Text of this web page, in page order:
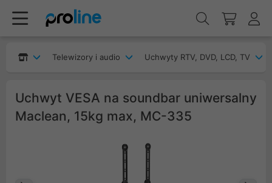
Telewizory i audio Uchwyty RTV, DVD, LCD, TV
Uchwyt VESA na soundbar uniwersalny
Maclean, 15kg max, MC-335